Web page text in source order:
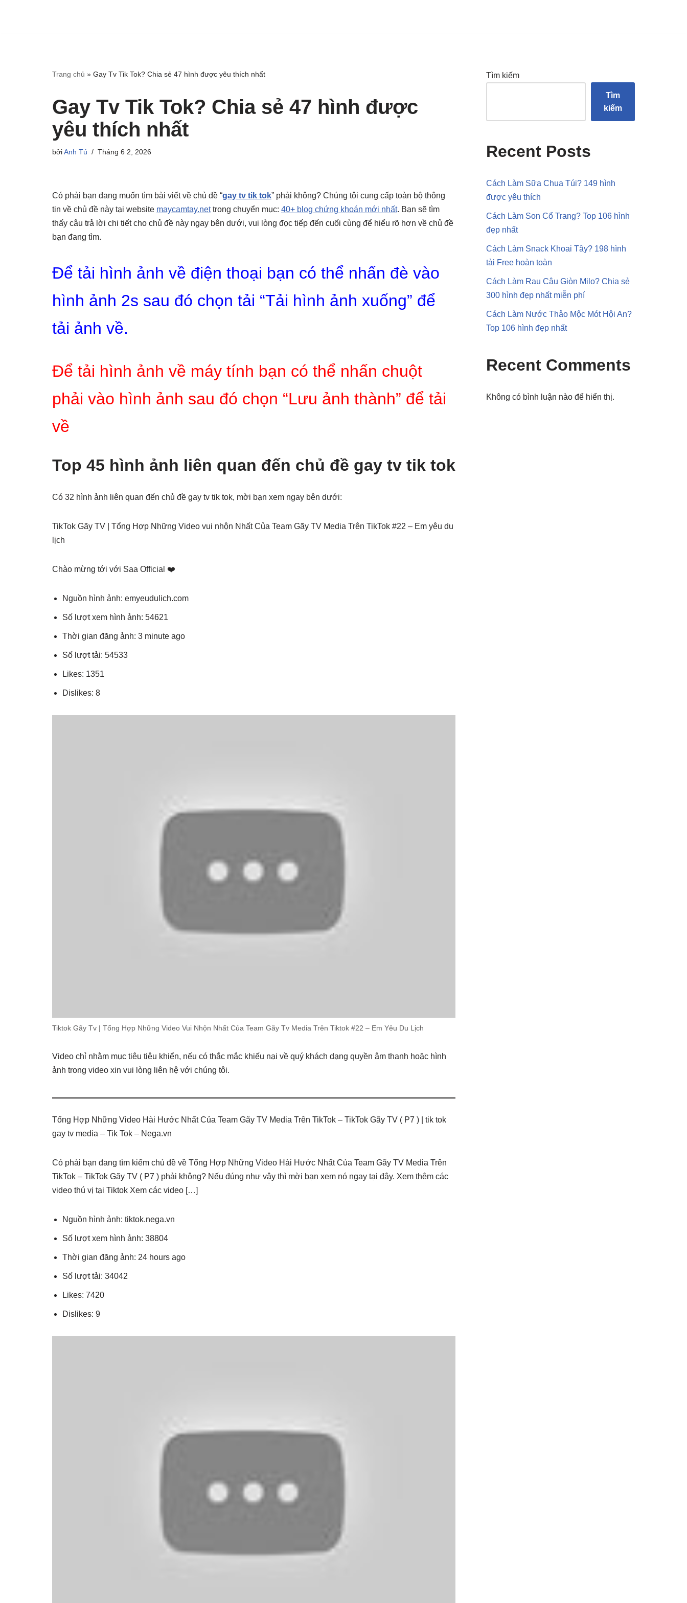
Trang chủ » Gay Tv Tik Tok? Chia sẻ 47 hình được yêu thích nhất
Gay Tv Tik Tok? Chia sẻ 47 hình được
yêu thích nhất
bởiAnh Tú Tháng 6 2, 2026
Có phải bạn đang muốn tìm bài viết về chủ đề “gay tv tik tok” phải không? Chúng tôi cung cấp toàn bộ thông
tin về chủ đề này tại website maycamtay.nettrong chuyển mục: 40+ blog chứng khoán mới nhất. Bạn sẽ tìm
thấy câu trả lời chi tiết cho chủ đề này ngay bên dưới, vui lòng đọc tiếp đến cuối cùng để hiểu rõ hơn về chủ đề
bạn đang tìm.
Để tải hình ảnh về điện thoại bạn có thể nhấn đè vào
hình ảnh 2s sau đó chọn tải “Tải hình ảnh xuống” để
tải ảnh về.
Để tải hình ảnh về máy tính bạn có thể nhấn chuột
phải vào hình ảnh sau đó chọn “Lưu ảnh thành” để tải
về
Top 45 hình ảnh liên quan đến chủ đề gay tv tik tok
Có 32 hình ảnh liên quan đến chủ đề gay tv tik tok, mời bạn xem ngay bên dưới:
TikTok Gãy TV | Tổng Hợp Những Video vui nhộn Nhất Của Team Gãy TV Media Trên TikTok #22 – Em yêu du
lịch
Chào mừng tới với Saa Official ❤️
Nguồn hình ảnh: emyeudulich.com
Số lượt xem hình ảnh: 54621
Thời gian đăng ảnh: 3 minute ago
Số lượt tải: 54533
Likes: 1351
Dislikes: 8
Tiktok Gãy Tv | Tổng Hợp Những Video Vui Nhộn Nhất Của Team Gãy Tv Media Trên Tiktok #22 – Em Yêu Du Lịch
Video chỉ nhằm mục tiêu tiêu khiển, nếu có thắc mắc khiếu nại về quý khách dạng quyền âm thanh hoặc hình
ảnh trong video xin vui lòng liên hệ với chúng tôi.
Tổng Hợp Những Video Hài Hước Nhất Của Team Gãy TV Media Trên TikTok – TikTok Gãy TV ( P7 ) | tik tok
gay tv media – Tik Tok – Nega.vn
Có phải bạn đang tìm kiếm chủ đề về Tổng Hợp Những Video Hài Hước Nhất Của Team Gãy TV Media Trên
TikTok – TikTok Gãy TV ( P7 ) phải không? Nếu đúng như vậy thì mời bạn xem nó ngay tại đây. Xem thêm các
video thú vị tại Tiktok Xem các video […]
Nguồn hình ảnh: tiktok.nega.vn
Số lượt xem hình ảnh: 38804
Thời gian đăng ảnh: 24 hours ago
Số lượt tải: 34042
Likes: 7420
Dislikes: 9
Tìm kiếm
Tìm
kiếm
Recent Posts
Cách Làm Sữa Chua Túi? 149 hình
được yêu thích
Cách Làm Son Cổ Trang? Top 106 hình
đẹp nhất
Cách Làm Snack Khoai Tây? 198 hình
tải Free hoàn toàn
Cách Làm Rau Câu Giòn Milo? Chia sẻ
300 hình đẹp nhất miễn phí
Cách Làm Nước Thảo Mộc Mót Hội An?
Top 106 hình đẹp nhất
Recent Comments
Không có bình luận nào để hiển thị.